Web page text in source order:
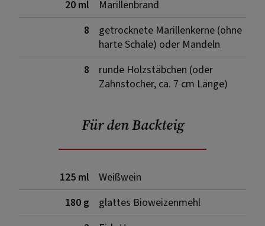
20 ml
Marillenbrand
8
getrocknete Marillenkerne (ohne
harte Schale) oder Mandeln
8
runde Holzstäbchen (oder
Zahnstocher, ca. 7 cm Länge)
Für den Backteig
125 ml
Weißwein
180 g
glattes Bioweizenmehl